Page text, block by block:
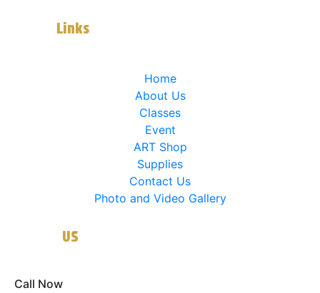
Links
Home
About Us
Classes
Event
ART Shop
Supplies
Contact Us
Photo and Video Gallery
US
Call Now